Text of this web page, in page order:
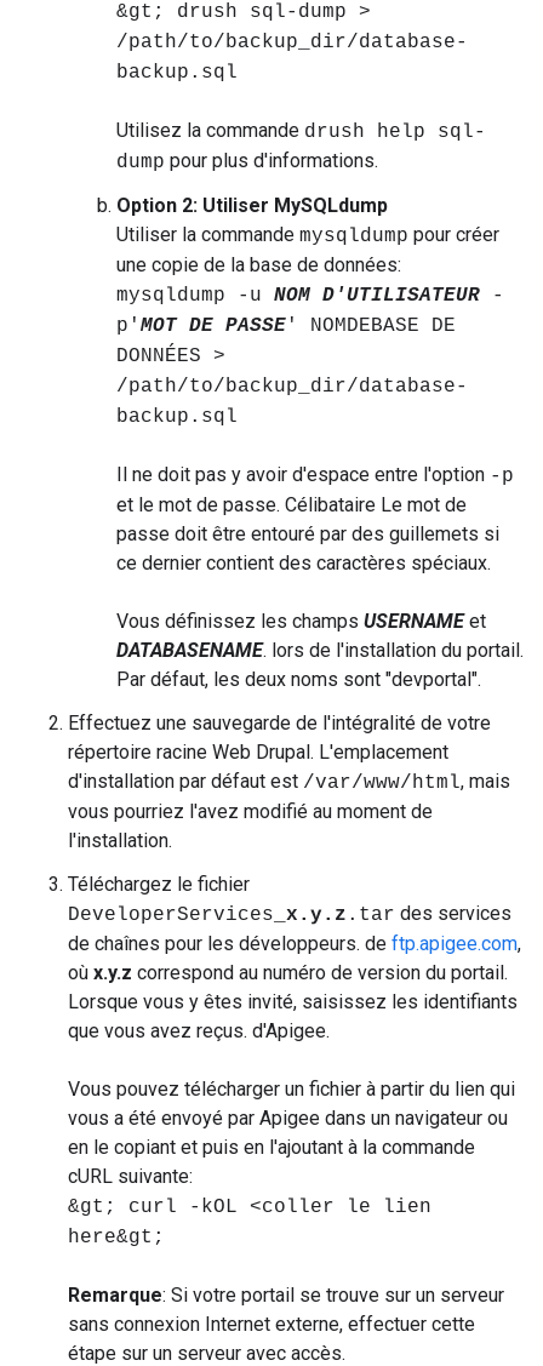
&gt; drush sql-dump >
/path/to/backup_dir/database-
backup.sql
Utilisez la commande drush help sql-
dump pour plus d'informations.
Option 2: Utiliser MySQLdump
Utiliser la commande mysqldump pour créer
une copie de la base de données:
mysqldump -u NOM D'UTILISATEUR -
p' MOT DE PASSE ' NOMDEBASE DE
DONNÉES >
/path/to/backup_dir/database-
backup.sql
Il ne doit pas y avoir d'espace entre l'option -p
et le mot de passe. Célibataire Le mot de
passe doit être entouré par des guillemets si
ce dernier contient des caractères spéciaux.
Vous définissez les champs USERNAMEet
DATABASENAME. lors de l'installation du portail.
Par défaut, les deux noms sont "devportal".
Effectuez une sauvegarde de l'intégralité de votre
répertoire racine Web Drupal. L'emplacement
d'installation par défaut est /var/www/html, mais
vous pourriez l'avez modifié au moment de
l'installation.
Téléchargez le fichier
DeveloperServices_ x.y.z .tar des services
de chaînes pour les développeurs. de ftp.apigee.com,
où x.y.z correspond au numéro de version du portail.
Lorsque vous y êtes invité, saisissez les identifiants
que vous avez reçus. d'Apigee.
Vous pouvez télécharger un fichier à partir du lien qui
vous a été envoyé par Apigee dans un navigateur ou
en le copiant et puis en l'ajoutant à la commande
cURL suivante:
&gt; curl -kOL <coller le lien
here&gt;
Remarque: Si votre portail se trouve sur un serveur
sans connexion Internet externe, effectuer cette
étape sur un serveur avec accès.